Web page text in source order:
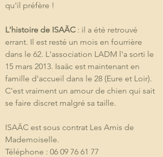
qu'il préfère !
L'histoire de ISAÄC : il a été retrouvé
errant. Il est resté un mois en fourrière
dans le 62. L'association LADM l'a sorti le
15 mars 2013. Isaäc est maintenant en
famille d'accueil dans le 28 (Eure et Loir).
C'est vraiment un amour de chien qui sait
se faire discret malgré sa taille.
ISAÄC est sous contrat Les Amis de
Mademoiselle.
Téléphone : 06 09 76 61 77